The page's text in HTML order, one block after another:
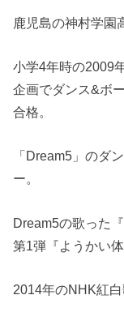
鹿児島の神村学園
小学4年時の2009
企画でダンス&ボ
合格。
「Dream5」のダ
ー。
Dream5の歌った
第1弾『ようかい
2014年のNHK紅白